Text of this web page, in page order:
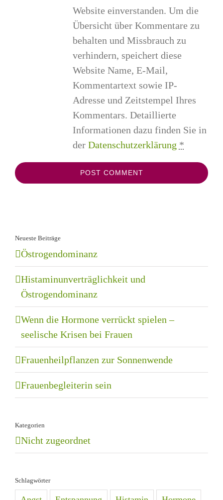
Website einverstanden. Um die
Übersicht über Kommentare zu
behalten und Missbrauch zu
verhindern, speichert diese
Website Name, E-Mail,
Kommentartext sowie IP-
Adresse und Zeitstempel Ihres
Kommentars. Detaillierte
Informationen dazu finden Sie in
der Datenschutzerklärung *
Neueste Beiträge
Östrogendominanz
Histaminunverträglichkeit und
Östrogendominanz
Wenn die Hormone verrückt spielen –
seelische Krisen bei Frauen
Frauenheilpflanzen zur Sonnenwende
Frauenbegleiterin sein
Kategorien
Nicht zugeordnet
Schlagwörter